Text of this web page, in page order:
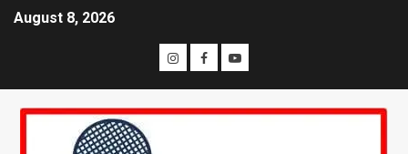
August 8, 2026